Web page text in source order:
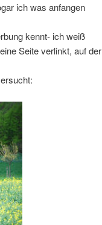
ich was anfangen
kennt- ich weiß
Seite verlinkt, auf der